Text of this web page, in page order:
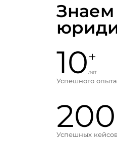
Знаем
10+
лет
Успешного опыта
Успешных кейсов